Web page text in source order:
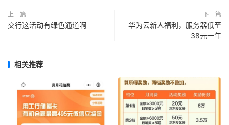
上一篇
交行这活动有绿色通道啊
下一篇
华为云新人福利，服务器低至
38元一年
相关推荐